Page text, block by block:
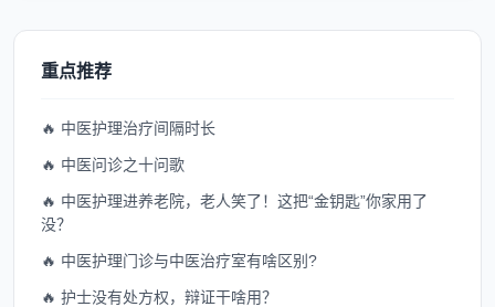
重点推荐
🔥 中医护理治疗间隔时长
🔥 中医问诊之十问歌
🔥 中医护理进养老院，老人笑了！这把“金钥匙”你家用了
没？
🔥 中医护理门诊与中医治疗室有啥区别?
🔥 护士没有处方权，辩证干啥用？